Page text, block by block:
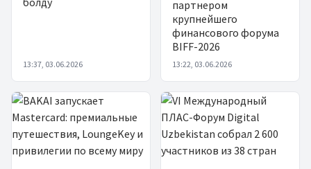
13:37, 03.06.2026
партнером
крупнейшего
финансового форума
BIFF-2026
13:22, 03.06.2026